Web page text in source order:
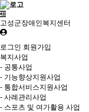
고성군장애인복지센터
로그인 회원가입
복지사업
- 공통사업
- 기능향상지원사업
- 통합서비스지원사업
- 사례관리사업
- 스포츠 및 여가활용 사업